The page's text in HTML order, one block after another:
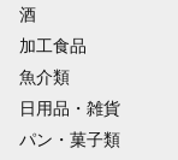
酒
加工食品
魚介類
日用品・雑貨
パン・菓子類